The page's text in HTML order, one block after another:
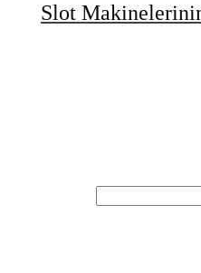
Slot